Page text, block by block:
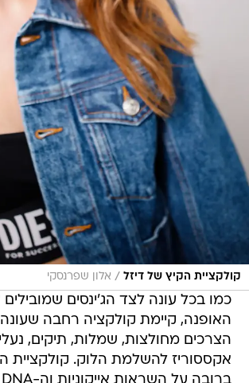
קולקציית הקיץ של דיזל / אלון שפרנסקי
כמו בכל עונה לצד הג'ינסים
האופנה, קיימת קולקציה רחבה
הצרכים מחולצות, שמלות, תיקים,
אקססוריז להשלמת הלוק. קולקציית